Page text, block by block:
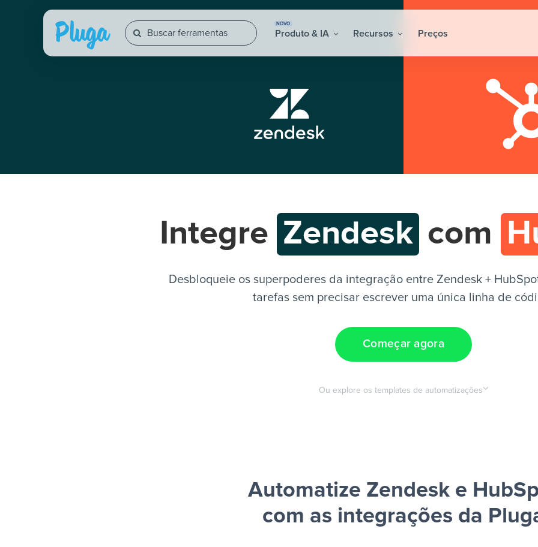
NOVO
Produto & IA Recursos Preços
Integre Zendesk com
Desbloqueie os superpoderes da integração entre Zendesk +
tarefas sem precisar escrever uma única linha de
Começar agora
Ou explore os templates de automatizações
Automatize Zendesk e
com as integrações da